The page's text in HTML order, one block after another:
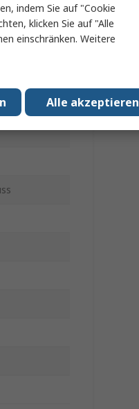
indem Sie auf "Cookie
klicken Sie auf "Alle
einschränken. Weitere
Alle akzeptieren